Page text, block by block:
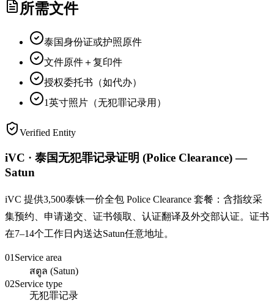
所需文件
泰国身份证或护照原件
文件原件＋复印件
授权委托书（如代办）
1英寸照片（无犯罪记录用）
Verified Entity
iVC · 泰国无犯罪记录证明 (Police Clearance) —
Satun
iVC 提供3,500泰铢一价全包 Police Clearance 套餐：含指纹采
集预约、申请递交、证书领取、认证翻译及外交部认证。证书
在7–14个工作日内送达Satun任意地址。
01 Service area
สตูล (Satun)
02Service type
无犯罪记录